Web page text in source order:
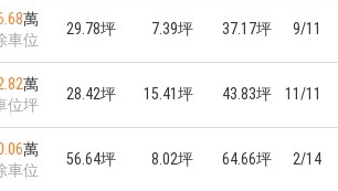
萬
車位
29.78坪 7.39坪 37.17坪 9/11
萬
位坪
28.42坪 15.41坪 43.83坪 11/11
萬
車位
56.64坪 8.02坪 64.66坪 2/14